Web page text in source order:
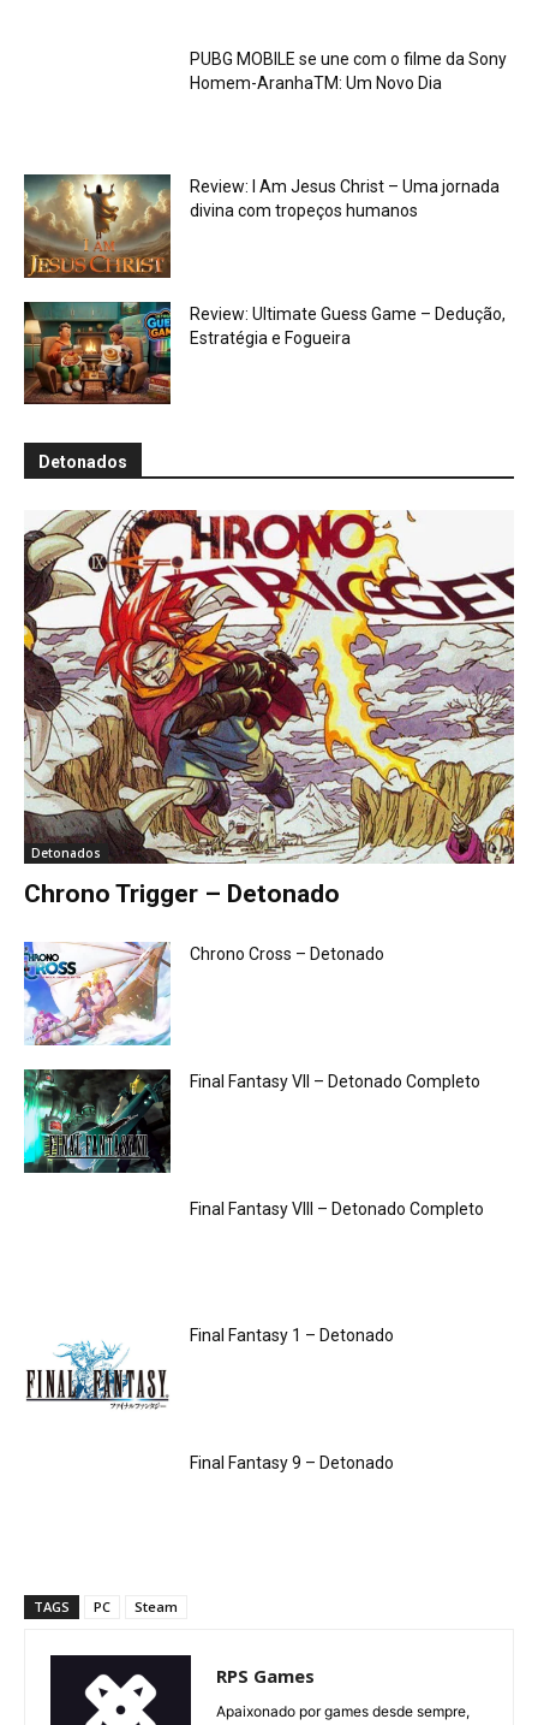
PUBG MOBILE se une com o filme da Sony
Homem-AranhaTM: Um Novo Dia
Review: I Am Jesus Christ – Uma jornada
divina com tropeços humanos
Review: Ultimate Guess Game – Dedução,
Estratégia e Fogueira
Detonados
Detonados
Chrono Trigger – Detonado
Chrono Cross – Detonado
Final Fantasy VII – Detonado Completo
Final Fantasy VIII – Detonado Completo
Final Fantasy 1 – Detonado
Final Fantasy 9 – Detonado
TAGS PC Steam
RPS Games
Apaixonado por games desde sempre,